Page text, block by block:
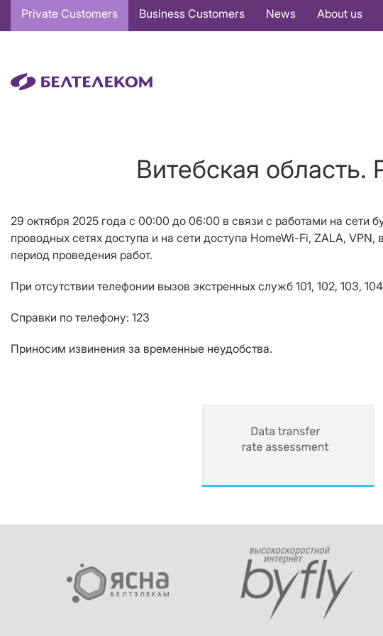
Основная
навигация
Private Customers Business Customers News About us
Витебская область.
29 октября 2025 года с 00:00 до 06:00 в связи с работами на сети
проводных сетях доступа и на сети доступа HomeWi-Fi, ZALA, VPN,
период проведения работ.
При отсутствии телефонии вызов экстренных служб 101, 102, 103,
Справки по телефону: 123
Приносим извинения за временные неудобства.